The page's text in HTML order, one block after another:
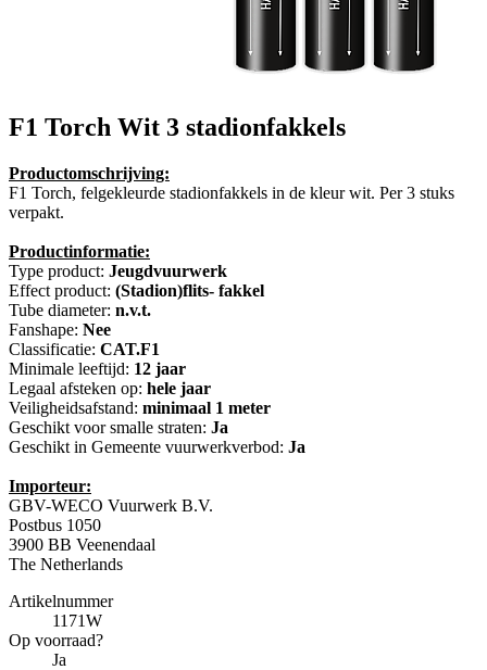
F1 Torch Wit 3 stadionfakkels
Productomschrijving:
F1 Torch, felgekleurde stadionfakkels in de kleur wit. Per 3 stuks
verpakt.
Productinformatie:
Type product: Jeugdvuurwerk
Effect product: (Stadion)flits- fakkel
Tube diameter: n.v.t.
Fanshape: Nee
Classificatie: CAT.F1
Minimale leeftijd: 12 jaar
Legaal afsteken op: hele jaar
Veiligheidsafstand: minimaal 1 meter
Geschikt voor smalle straten: Ja
Geschikt in Gemeente vuurwerkverbod: Ja
Importeur:
GBV-WECO Vuurwerk B.V.
Postbus 1050
3900 BB Veenendaal
The Netherlands
Artikelnummer
1171W
Op voorraad?
Ja